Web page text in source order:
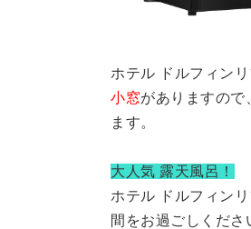
ホテル ドルフィン
小窓がありますので
ます。
大人気 露天風呂！
ホテル ドルフィン
間をお過ごしくださ